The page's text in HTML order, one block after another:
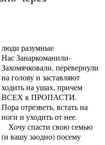
люди разумные
Нас Занаркоманили-
Захомячковали, перевернули
на голову и заставляют
ходить на ушах, причем
ВСЕХ к ПРОПАСТИ.
Пора отрезветь, встать на
ноги и уходить от нее.
Хочу спасти свою семью
(и вашу заодно) посему